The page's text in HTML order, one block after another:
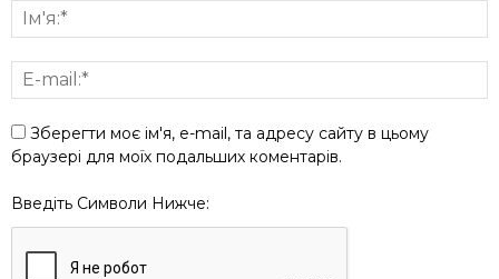
Зберегти моє ім'я, e-mail, та адресу сайту в цьому
браузері для моїх подальших коментарів.
Введіть Символи Нижче: